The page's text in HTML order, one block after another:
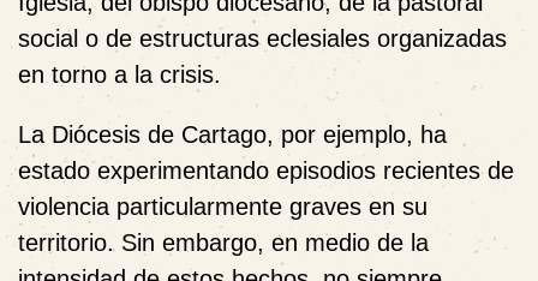
social o de estructuras eclesiales organizadas
en torno a la crisis.
La Diócesis de Cartago, por ejemplo, ha
estado experimentando episodios recientes de
violencia particularmente graves en su
territorio. Sin embargo, en medio de la